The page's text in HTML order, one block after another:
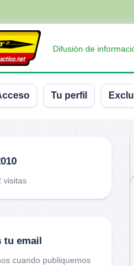
Difusión de
Tu perfil
visitas
tu email
cuando publiquemos